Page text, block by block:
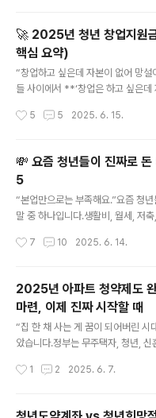
달라졌을까?2026년 연말정산부터
활, 청년 및 자영업자 지원과 관련된
게 확대되었어요. 마치 게임 레벨이
이템과 스킬을 얻는 것처럼, 우리도
축 한도 등은 ..
🚀 2025년 청년 창업지원
핵심 요약)
“창업하고 싶은데 자본이 없어 망설
들 사이에서 **‘창업은 하고 싶은데
정부·지자체가 다양한 ‘청년 창업 지
은 청년들이 실제로 활용할 수 있는
한 번에 정리해드릴게요.특히 지역
으니, 내가 사는 곳 기준으로 꼭 확인
처기업부 – 청년 창업사관학교대상:
업자 또는 초기 창업자지원내용: 최
만 수요도 많음신청 시기: 상반기/하
5 5 2025. 6. 15.
💸 요즘 청년들이 진짜로
5
“본업만으로는 부족해요.”요즘 청
말 중 하나입니다.생활비, 월세, 저
이 ‘부업’에 눈을 돌리고 있습니다.
오늘은 실제로 청년들이 돈을 벌고
개할게요.직접 해보고 후기 남긴 사
요. ✅ 1. 스마트스토어 위탁판매난
원 내외수익 범위: 월 20만 ~ 200
제 진입장벽이 낮아졌습니다.자신
기, 자동 주문 관리 툴을 활용하면 혼
7 10 2025. 6. 14.
2025년 아파트 청약제도
마련, 이제 진짜 시작할 때
“집 한 채 사는 게 꿈이 되어버린 시
았습니다.정부는 무주택자, 청년, 신
025년 현재, 청약제도는 대대적인
니다.오늘은 2025년 기준 아파트
1 2 2025. 6. 7.